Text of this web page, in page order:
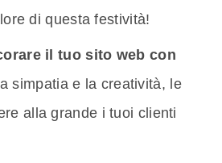
di questa festività!
il tuo sito web con
simpatia e la creatività, le
alla grande i tuoi clienti